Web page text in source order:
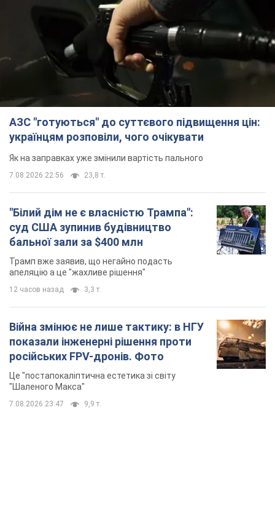
АЗС "готуються" до суттєвого підвищення цін:
українцям розповіли, чого очікувати
Як на заправках уже змінили вартість пального
7.08.2026 22:56 23,8 т.
"Білий дім не є власністю Трампа":
суд США зупинив будівництво
бальної зали за $400 млн
Трамп вже заявив, що негайно подасть
апеляцію а це "жахливе рішення"
12 часов назад 3,3 т.
Війна змінює не лише тактику: в НГУ
показали інженерні рішення проти
російських FPV-дронів. Фото
Це "постапокаліптична естетика зі світу
"Шаленого Макса"
7.08.2026 23:47 9,9 т.